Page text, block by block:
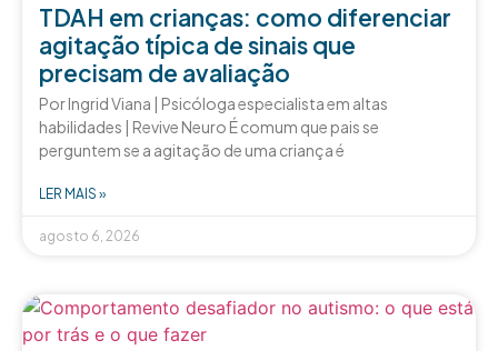
TDAH em crianças: como diferenciar
agitação típica de sinais que
precisam de avaliação
Por Ingrid Viana | Psicóloga especialista em altas
habilidades | Revive Neuro É comum que pais se
perguntem se a agitação de uma criança é
LER MAIS »
agosto 6, 2026